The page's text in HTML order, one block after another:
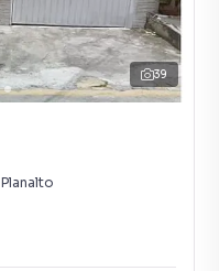
39
Planalto